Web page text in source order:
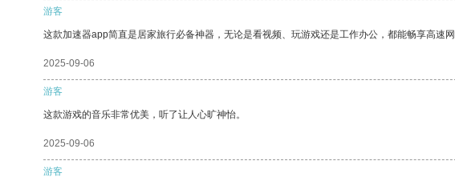
游客
这款加速器app简直是居家旅行必备神器，无论是看视频、玩游戏还是工作办公，都能畅享高速
2025-09-06
游客
这款游戏的音乐非常优美，听了让人心旷神怡。
2025-09-06
游客